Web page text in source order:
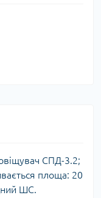
СПД-3.2;
площа: 20
ШС.